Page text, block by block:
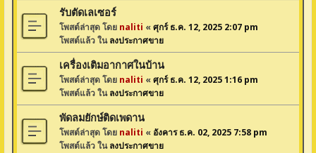
รับตัดเลเซอร์
โพสต์ล่าสุด โดย naliti «ศุกร์ ธ.ค. 12, 2025 2:07 pm
โพสต์แล้ว ในลงประกาศขาย
เครื่องเติมอากาศในบ้าน
โพสต์ล่าสุด โดย naliti «ศุกร์ ธ.ค. 12, 2025 1:16 pm
โพสต์แล้ว ในลงประกาศขาย
พัดลมยักษ์ติดเพดาน
โพสต์ล่าสุด โดย naliti « อังคาร ธ.ค. 02, 2025 7:58 pm
โพสต์แล้ว ในลงประกาศขาย